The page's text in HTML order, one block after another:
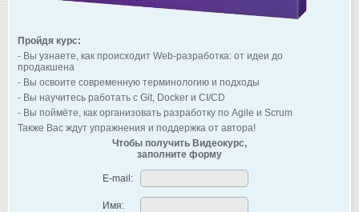
Пройдя курс:
- Вы узнаете, как происходит Web-разработка: от идеи до
продакшена
- Вы освоите современную терминологию и подходы
- Вы научитесь работать с Git, Docker и CI/CD
- Вы поймёте, как организовать разработку по Agile и Scrum
Также Вас ждут упражнения и поддержка от автора!
Чтобы получить Видеокурс,
заполните форму
E-mail:
Имя: